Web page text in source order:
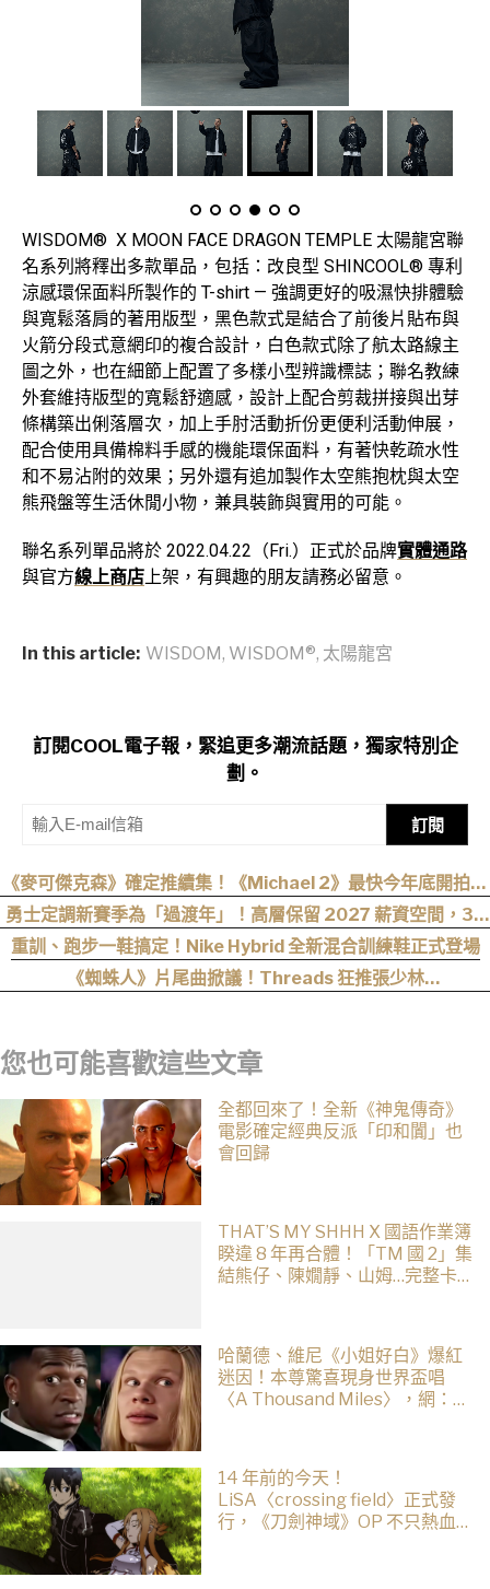
WISDOM® X MOON FACE DRAGON TEMPLE 太陽龍宮聯
名系列將釋出多款單品，包括：改良型 SHINCOOL® 專利
涼感環保面料所製作的 T-shirt — 強調更好的吸濕快排體驗
與寬鬆落肩的著用版型，黑色款式是結合了前後片貼布與
火箭分段式意網印的複合設計，白色款式除了航太路線主
圖之外，也在細節上配置了多樣小型辨識標誌；聯名教練
外套維持版型的寬鬆舒適感，設計上配合剪裁拼接與出芽
條構築出俐落層次，加上手肘活動折份更便利活動伸展，
配合使用具備棉料手感的機能環保面料，有著快乾疏水性
和不易沾附的效果；另外還有追加製作太空熊抱枕與太空
熊飛盤等生活休閒小物，兼具裝飾與實用的可能。
聯名系列單品將於 2022.04.22（Fri.）正式於品牌實體通路
與官方線上商店 上架，有興趣的朋友請務必留意。
In this article: WISDOM, WISDOM®, 太陽龍宮
訂閱COOL電子報，緊追更多潮流話題，獨家特別企
劃。
訂閱
《麥可傑克森》確定推續集！《Michael 2》最快今年底開拍、
上映時間曝光
勇士定調新賽季為「過渡年」！高層保留 2027 薪資空間，38
歲 Stephen Curry 恐無幫手！
重訓、跑步一鞋搞定！Nike Hybrid 全新混合訓練鞋正式登場
《蜘蛛人》片尾曲掀議！Threads 狂推張少林
您也可能喜歡這些文章
全都回來了！全新《神鬼傳奇》
電影確定經典反派「印和闐」也
會回歸
THAT’S MY SHHH X 國語作業簿
睽違 8 年再合體！「TM 國 2」集
結熊仔、陳嫺靜、山姆…完整卡
哈蘭德、維尼《小姐好白》爆紅
迷因！本尊驚喜現身世界盃唱
〈A Thousand Miles〉，網：文
14 年前的今天！
LiSA〈crossing field〉正式發
行，《刀劍神域》OP 不只熱血還